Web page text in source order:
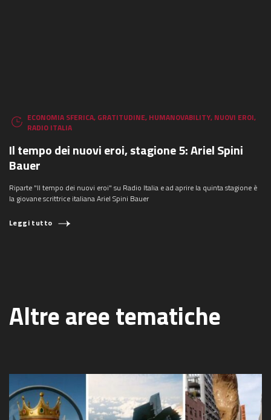
ECONOMIA SFERICA, GRATITUDINE, HUMANOVABILITY, NUOVI EROI,
RADIO ITALIA
Il tempo dei nuovi eroi, stagione 5: Ariel Spini
Bauer
Riparte "Il tempo dei nuovi eroi" su Radio Italia e ad aprire la quinta stagione è
la giovane scrittrice italiana Ariel Spini Bauer
Leggi tutto
Altre aree tematiche